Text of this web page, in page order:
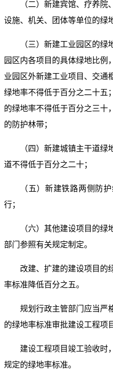
（二）新建宾馆、疗养
设施、机关、团体等单位的绿
（三）新建工业园区的
园区内各项目的具体绿地比例
业园区外新建工业项目、交通
绿地率不得低于百分之二十五
的绿地率不得低于百分之三十
的防护林带；
（四）新建城镇主干道
道不得低于百分之二十；
（五）新建铁路两侧防
行；
（六）其他建设项目的
部门参照有关规定制定。
改建、扩建的建设项目的
率标准降低百分之五。
规划行政主管部门应当严
的绿地率标准审批建设工程项
建设工程项目竣工验收时
规定的绿地率标准。